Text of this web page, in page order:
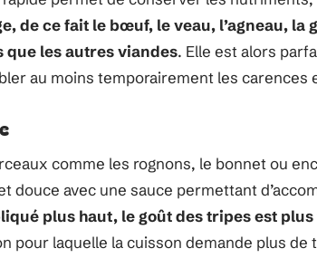
de ce fait le bœuf, le veau, l’agneau,
que les autres viandes. Elle est alors
au moins temporairement les carences
comme les rognons, le bonnet ou
douce avec une sauce permettant
plus haut, le goût des tripes est
pour laquelle la cuisson demande plus